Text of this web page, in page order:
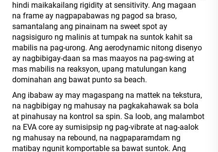
hindi maikakailang rigidity at sensitivity. Ang magaan
na frame ay nagpapabawas ng pagod sa braso,
samantalang ang pinainam na sweet spot ay
nagsisiguro ng malinis at tumpak na suntok kahit sa
mabilis na pag-urong. Ang aerodynamic nitong disenyo
ay nagbibigay-daan sa mas maayos na pag-swing at
mas mabilis na reaksyon, upang matulungan kang
dominahan ang bawat punto sa beach.
Ang ibabaw ay may magaspang na mattek na tekstura,
na nagbibigay ng mahusay na pagkakahawak sa bola
at pinahusay na kontrol sa spin. Sa loob, ang malambot
na EVA core ay sumisipsip ng pag-vibrate at nag-aalok
ng mahusay na rebound, na nagpaparamdam ng
matibay ngunit komportable sa bawat suntok. Ang